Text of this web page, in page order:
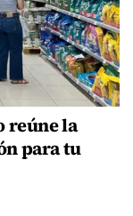
reúne la
para tu